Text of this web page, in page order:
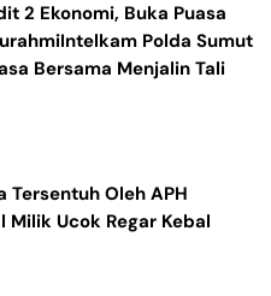
2 Ekonomi, Buka Puasa
Polda Sumut
Bersama Menjalin Tali
Tersentuh Oleh APH
Milik Ucok Regar Kebal